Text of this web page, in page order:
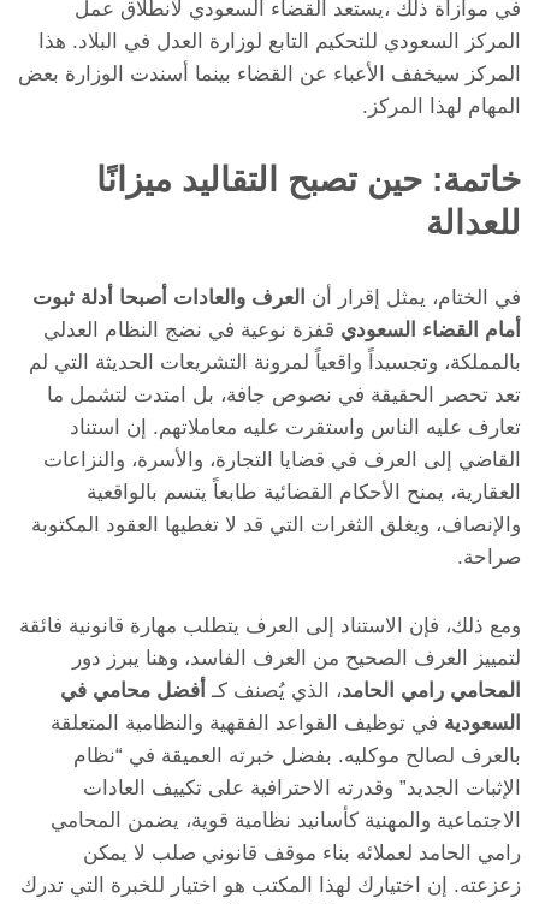
في موازاة ذلك ،يستعد القضاء السعودي لانطلاق عمل
المركز السعودي للتحكيم التابع لوزارة العدل في البلاد. هذا
المركز سيخفف الأعباء عن القضاء بينما أسندت الوزارة بعض
المهام لهذا المركز.
خاتمة: حين تصبح التقاليد ميزانًا
للعدالة
في الختام، يمثل إقرار أن العرف والعادات أصبحا أدلة ثبوت
أمام القضاء السعودي قفزة نوعية في نضج النظام العدلي
بالمملكة، وتجسيداً واقعياً لمرونة التشريعات الحديثة التي لم
تعد تحصر الحقيقة في نصوص جافة، بل امتدت لتشمل ما
تعارف عليه الناس واستقرت عليه معاملاتهم. إن استناد
القاضي إلى العرف في قضايا التجارة، والأسرة، والنزاعات
العقارية، يمنح الأحكام القضائية طابعاً يتسم بالواقعية
والإنصاف، ويغلق الثغرات التي قد لا تغطيها العقود المكتوبة
صراحة.
ومع ذلك، فإن الاستناد إلى العرف يتطلب مهارة قانونية فائقة
لتمييز العرف الصحيح من العرف الفاسد، وهنا يبرز دور
المحامي رامي الحامد، الذي يُصنف كـ أفضل محامي في
السعودية في توظيف القواعد الفقهية والنظامية المتعلقة
بالعرف لصالح موكليه. بفضل خبرته العميقة في “نظام
الإثبات الجديد” وقدرته الاحترافية على تكييف العادات
الاجتماعية والمهنية كأسانيد نظامية قوية، يضمن المحامي
رامي الحامد لعملائه بناء موقف قانوني صلب لا يمكن
زعزعته. إن اختيارك لهذا المكتب هو اختيار للخبرة التي تدرك